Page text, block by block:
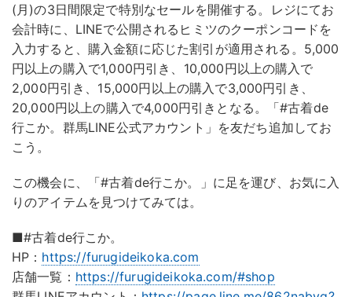
(月)の3日間限定で特別なセールを開催する。レジにてお
会計時に、LINEで公開されるヒミツのクーポンコードを
入力すると、購入金額に応じた割引が適用される。5,000
円以上の購入で1,000円引き、10,000円以上の購入で
2,000円引き、15,000円以上の購入で3,000円引き、
20,000円以上の購入で4,000円引きとなる。「#古着de
行こか。群馬LINE公式アカウント」を友だち追加してお
こう。
この機会に、「#古着de行こか。」に足を運び、お気に入
りのアイテムを見つけてみては。
■#古着de行こか。
HP： https://furugideikoka.com
店舗一覧： https://furugideikoka.com/#shop